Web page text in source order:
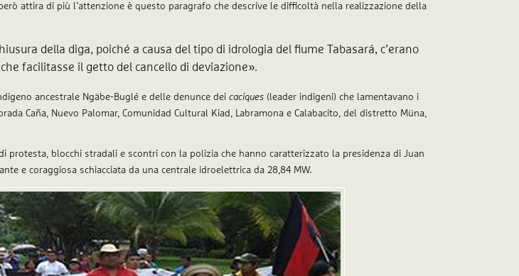
attira di più l’attenzione è questo paragrafo che descrive le difficoltà nella realizzazione della
della diga, poiché a causa del tipo di idrologia del fiume Tabasará, c’erano
facilitasse il getto del cancello di deviazione».
ancestrale Ngäbe-Buglé e delle denunce deicaciques (leader indigeni) che lamentavano i
Caña, Nuevo Palomar, Comunidad Cultural Kiad, Labramona e Calabacito, del distretto Müna,
protesta, blocchi stradali e scontri con la polizia che hanno caratterizzato la presidenza di Juan
e coraggiosa schiacciata da una centrale idroelettrica da 28,84 MW.